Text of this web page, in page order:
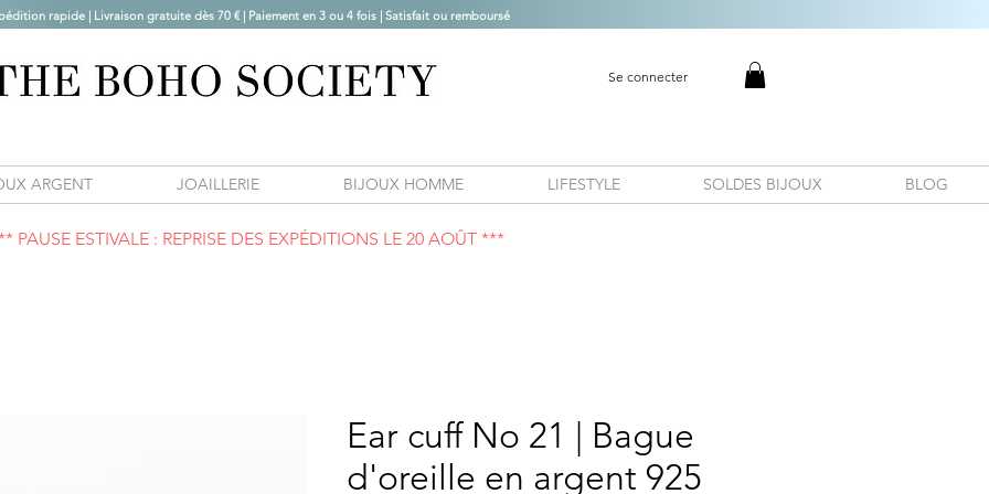
rapide | Livraison gratuite dès 70 € | Paiement en 3 ou 4 fois | Satisfait ou remboursé
Se connecter
ARGENT JOAILLERIE BIJOUX HOMME LIFESTYLE SOLDES BIJOUX BLOG
PAUSE ESTIVALE : REPRISE DES EXPÉDITIONS LE 20 AOÛT ***
Ear cuff No 21 | Bague
d'oreille en argent 925